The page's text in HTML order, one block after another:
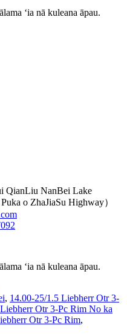
ʻia nā kuleana āpau.
QianLiu NanBei Lake
o ZhaJiaSu Highway）
ʻia nā kuleana āpau.
, 14.00-25/1.5 Liebherr Otr 3-
Otr 3-Pc Rim No ka
Otr 3-Pc Rim,